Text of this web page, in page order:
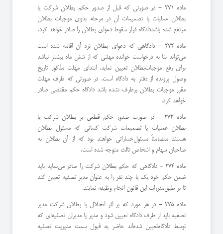
ماده 271 - در صورتی كه قبل از صدور حكم بطلان شركت یا
بطلان عملیات یا تصمیمات آن در مرحله بدوی موجبات بطلان
مرتفع شده باشد‌دادگاه قرار سقوط دعوای بطلان را صادر خواهد كرد.
ماده 272 - دادگاهی كه دعوای بطلان نزد آن اقامه شده است
می‌تواند بنا به درخواست خوانده مهلتی كه از شش ماه بیشتر نباشد
برای رفع موجبات‌بطلان تعیین نماید. ابتدای مهلت مذكور تاریخ
وصول پرونده از دفتر به دادگاه است. ‌در صورتی كه ظرف مهلت
مقرر موجبات بطلان برطرف نشده باشد دادگاه حكم مقتضی صادر
خواهد كرد.
ماده 273 - در صورت صدور حكم قطعی بر بطلان شركت یا
بطلان عملیات یا تصمیمات شركت كسانی كه مسئول بطلان
هستند متضامناً مسئول‌خساراتی خواهند بود كه از آن بطلان به
صاحبان سهام و اشخاص ثالث متوجه شده است.
ماده 274 - دادگاهی كه حكم بطلان شركت را صادر می‌نماید باید
ضمن حكم خود یك یا چند نفر را به عنوان مدیر تصفیه تعیین كند
تا بر طبق‌مقررات این قانون انجام وظیفه نمایند.
ماده 275 - در هر مورد كه بر اثر انحلال یا بطلان شركت مدیر
تصفیه باید از طرف دادگاه تعیین شود و مدیر یا مدیران تصفیه‌ای كه
توسط دادگاه‌تعیین شده‌اند حاضر به قبول سمت مدیریت تصفیه